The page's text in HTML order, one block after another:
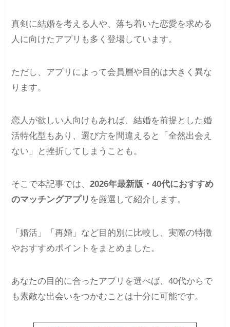
真剣に結婚を考える人や、落ち着いた恋愛を求める
人に向けたアプリも多く登場しています。
ただし、アプリによって会員層や目的は大きく異な
ります。
恋人が欲しい人向けもあれば、結婚を前提とした婚
活特化型もあり、選び方を間違えると「全然出会え
ない」と挫折してしまうことも。
そこで本記事では、2026年最新版・40代におすすめ
のマッチングアプリ を厳選して紹介します。
「婚活」「再婚」など目的別に比較し、実際の特徴
やおすすめポイントをまとめました。
あなたの目的に合ったアプリを選べば、40代からで
も素敵な出会いをつかむことは十分に可能です。